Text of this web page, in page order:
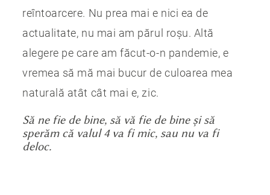
reîntoarcere. Nu prea mai e nici ea de
actualitate, nu mai am părul roșu. Altă
alegere pe care am făcut-o-n pandemie, e
vremea să mă mai bucur de culoarea mea
naturală atât cât mai e, zic.
Să ne fie de bine, să vă fie de bine și să
sperăm că valul 4 va fi mic, sau nu va fi
deloc.